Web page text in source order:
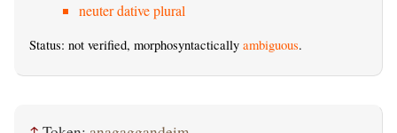
neuter dative plural
Status: not verified, morphosyntactically ambiguous.